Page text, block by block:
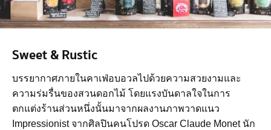
Sweet & Rustic
บรรยากาศภายในคาเฟ่อบอวลไปด้วยความสวยงามและ
ความร่มรื่นของสวนดอกไม้ โดยแรงบันดาลใจในการ
ตกแต่งร้านส่วนหนึ่งนั้นมาจากผลงานภาพวาดแนว
Impressionist จากศิลปินคนโปรด Oscar Claude Monet นัก